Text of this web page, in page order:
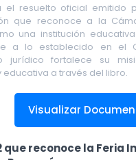
el resuelto oficial emitido
que reconoce a la
una institución
a lo establecido en el
jurídico fortalece su
educativa a través del libro.
Visualizar
que reconoce la Feria